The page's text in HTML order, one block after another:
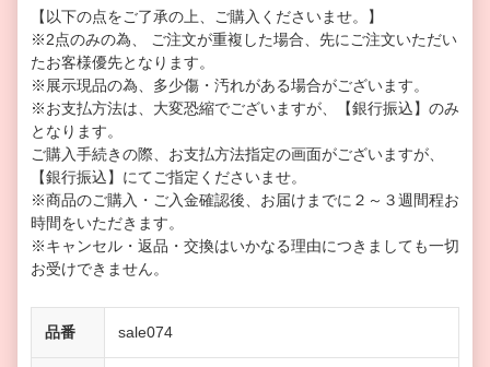
【以下の点をご了承の上、ご購入くださいませ。】
※2点のみの為、 ご注文が重複した場合、先にご注文いただい
たお客様優先となります。
※展示現品の為、多少傷・汚れがある場合がございます。
※お支払方法は、大変恐縮でございますが、【銀行振込】のみ
となります。
ご購入手続きの際、お支払方法指定の画面がございますが、
【銀行振込】にてご指定くださいませ。
※商品のご購入・ご入金確認後、お届けまでに２～３週間程お
時間をいただきます。
※キャンセル・返品・交換はいかなる理由につきましても一切
お受けできません。
品番 sale074